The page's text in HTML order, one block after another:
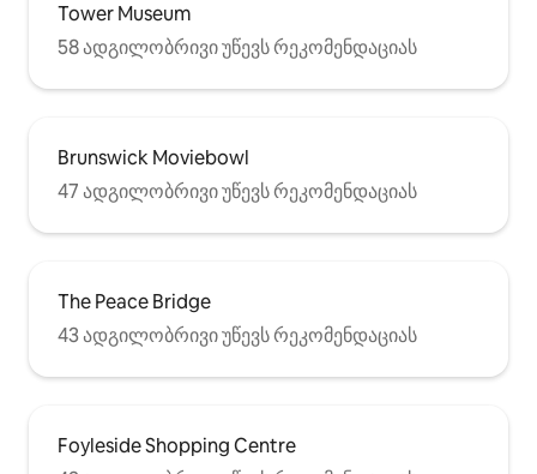
Tower Museum
58 ადგილობრივი უწევს რეკომენდაციას
Brunswick Moviebowl
47 ადგილობრივი უწევს რეკომენდაციას
The Peace Bridge
43 ადგილობრივი უწევს რეკომენდაციას
Foyleside Shopping Centre